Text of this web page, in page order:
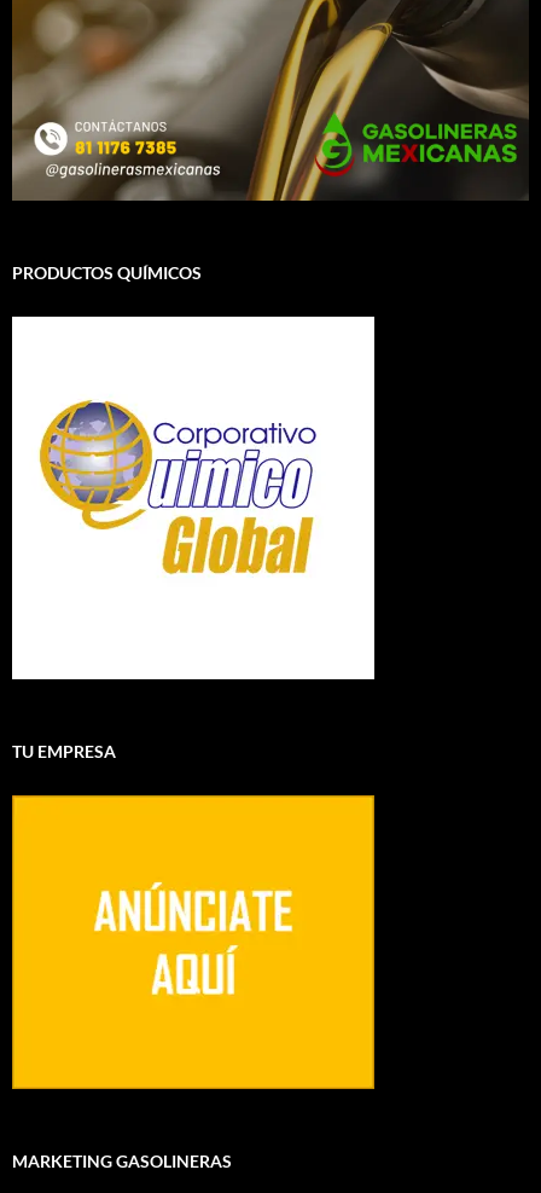
PRODUCTOS QUÍMICOS
TU EMPRESA
MARKETING GASOLINERAS